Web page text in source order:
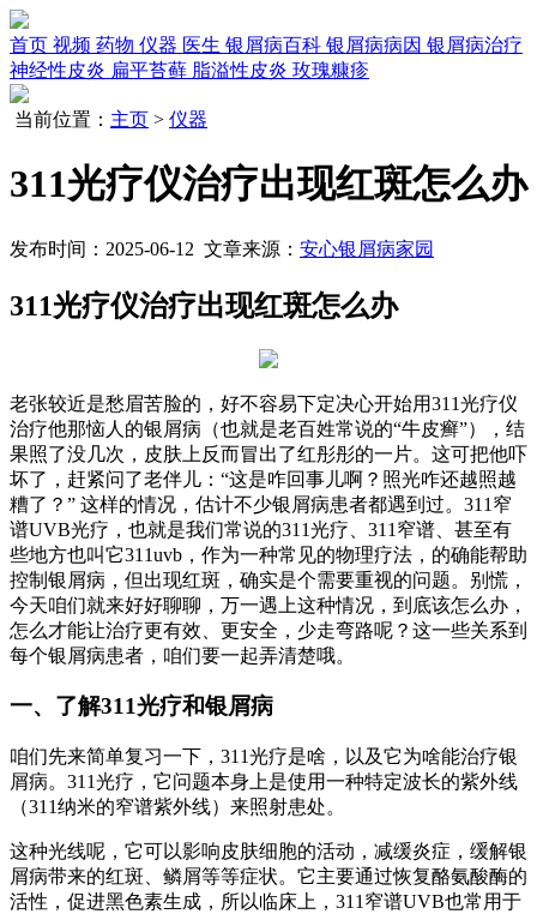
首页 视频 药物 仪器 医生 银屑病百科 银屑病病因 银屑病治疗
神经性皮炎 扁平苔藓 脂溢性皮炎 玫瑰糠疹
当前位置： 主页 > 仪器
311光疗仪治疗出现红斑怎么办
发布时间：2025-06-12 文章来源： 安心银屑病家园
311光疗仪治疗出现红斑怎么办
老张较近是愁眉苦脸的，好不容易下定决心开始用311光疗仪
治疗他那恼人的银屑病（也就是老百姓常说的“牛皮癣”），结
果照了没几次，皮肤上反而冒出了红彤彤的一片。这可把他吓
坏了，赶紧问了老伴儿：“这是咋回事儿啊？照光咋还越照越
糟了？” 这样的情况，估计不少银屑病患者都遇到过。311窄
谱UVB光疗，也就是我们常说的311光疗、311窄谱、甚至有
些地方也叫它311uvb，作为一种常见的物理疗法，的确能帮助
控制银屑病，但出现红斑，确实是个需要重视的问题。别慌，
今天咱们就来好好聊聊，万一遇上这种情况，到底该怎么办，
怎么才能让治疗更有效、更安全，少走弯路呢？这一些关系到
每个银屑病患者，咱们要一起弄清楚哦。
一、了解311光疗和银屑病
咱们先来简单复习一下，311光疗是啥，以及它为啥能治疗银
屑病。311光疗，它问题本身上是使用一种特定波长的紫外线
（311纳米的窄谱紫外线）来照射患处。
这种光线呢，它可以影响皮肤细胞的活动，减缓炎症，缓解银
屑病带来的红斑、鳞屑等等症状。它主要通过恢复酪氨酸酶的
活性，促进黑色素生成，所以临床上，311窄谱UVB也常用于